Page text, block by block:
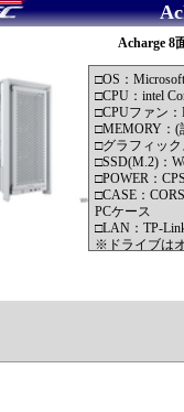
Acharge 8
□OS：
□CPU：intel
□CPUファン：
□MEMORY：(
□グラフィッ
□SSD(M.2)：
□POWER：
□CASE：
PCケース
□LAN：TP-
※ドライブは